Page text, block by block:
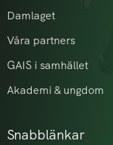
Damlaget
Våra partners
GAIS i samhället
Akademi & ungdom
Snabblänkar